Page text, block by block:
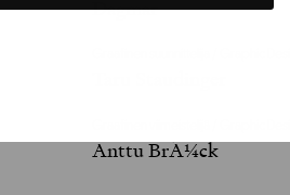
Dagmar
Anttu BrÃ¼ck